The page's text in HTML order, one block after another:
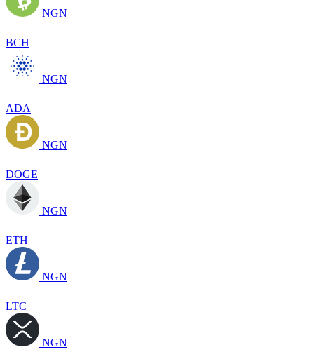
NGN
BCH
NGN
ADA
NGN
DOGE
NGN
ETH
NGN
LTC
NGN